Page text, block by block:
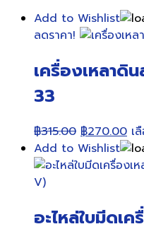
Add to Wishlist
ลดราคา!
เครื่องเหลาดิ
33
฿315.00 Original
price
was:
฿270.00
is:
เ
Add to Wishlist
อะไหล่ใบมีดเ